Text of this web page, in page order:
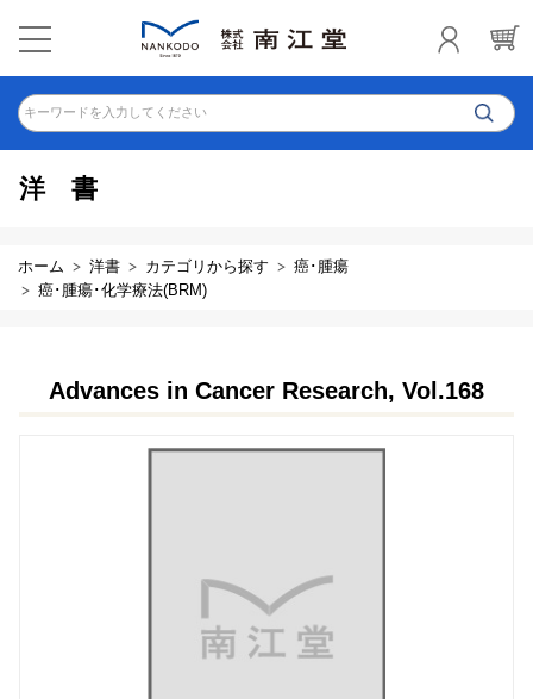
キーワードを入力してください
洋書
ホーム 洋書 カテゴリから探す
癌･腫瘍
癌･腫瘍･化学療法(BRM)
Advances in Cancer Research, Vol.168